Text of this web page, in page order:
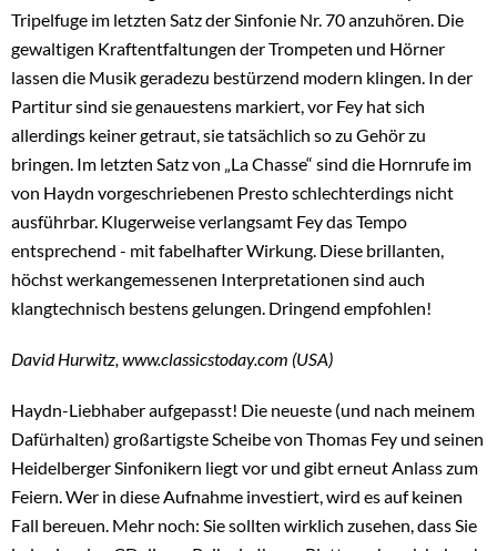
Tripelfuge im letzten Satz der Sinfonie Nr. 70 anzuhören. Die
gewaltigen Kraftentfaltungen der Trompeten und Hörner
lassen die Musik geradezu bestürzend modern klingen. In der
Partitur sind sie genauestens markiert, vor Fey hat sich
allerdings keiner getraut, sie tatsächlich so zu Gehör zu
bringen. Im letzten Satz von „La Chasse“ sind die Hornrufe im
von Haydn vorgeschriebenen Presto schlechterdings nicht
ausführbar. Klugerweise verlangsamt Fey das Tempo
entsprechend - mit fabelhafter Wirkung. Diese brillanten,
höchst werkangemessenen Interpretationen sind auch
klangtechnisch bestens gelungen. Dringend empfohlen!
David Hurwitz, www.classicstoday.com (USA)
Haydn-Liebhaber aufgepasst! Die neueste (und nach meinem
Dafürhalten) großartigste Scheibe von Thomas Fey und seinen
Heidelberger Sinfonikern liegt vor und gibt erneut Anlass zum
Feiern. Wer in diese Aufnahme investiert, wird es auf keinen
Fall bereuen. Mehr noch: Sie sollten wirklich zusehen, dass Sie